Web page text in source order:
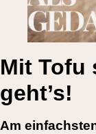
Mit Tofu
geht’s!
Am